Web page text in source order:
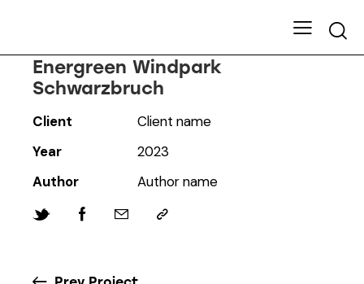
Energreen Windpark
Schwarzbruch
Client
Client name
Year
2023
Author
Author name